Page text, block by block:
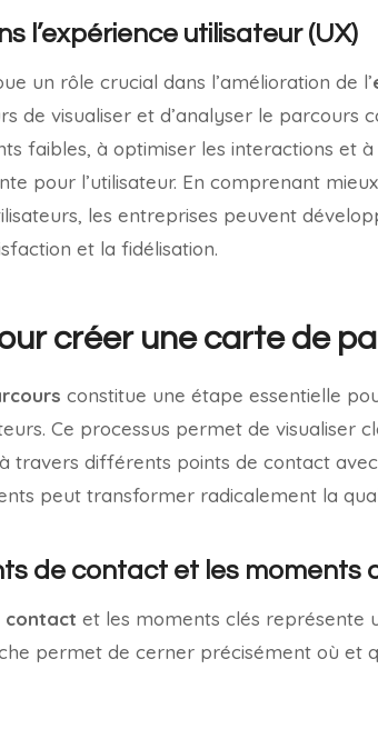
l’expérience utilisateur (UX)
un rôle crucial dans l’amélioration de l’
de visualiser et d’analyser le parcours
faibles, à optimiser les interactions et
pour l’utilisateur. En comprenant
les entreprises peuvent
et la fidélisation.
créer une carte de
constitue une étape essentielle
Ce processus permet de visualiser
travers différents points de contact
peut transformer radicalement la
de contact et les moments
contact et les moments clés représente
permet de cerner précisément où et